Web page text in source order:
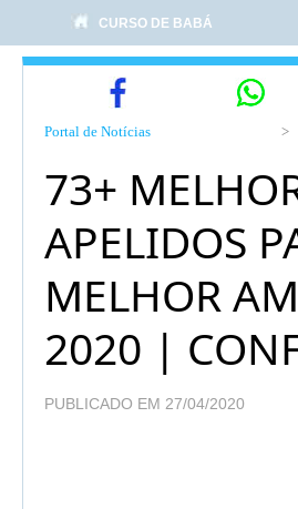
CURSO DE BABÁ
Portal de Notícias >
73+
APELIDOS
MELHOR
2020 |
PUBLICADO EM 27/04/2020